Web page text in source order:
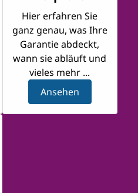
Hier erfahren Sie
ganz genau, was Ihre
Garantie abdeckt,
wann sie abläuft und
vieles mehr ...
Ansehen